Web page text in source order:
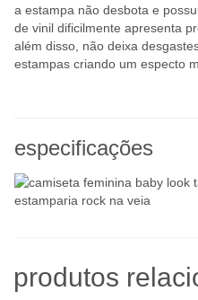
a estampa não desbota e
de vinil dificilmente apresenta
além disso, não deixa
estampas criando um especto
especificações
produtos